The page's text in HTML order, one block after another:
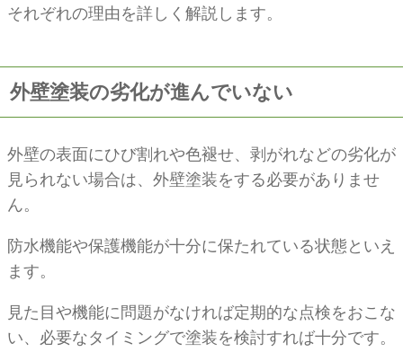
それぞれの理由を詳しく解説します。
外壁塗装の劣化が進んでいない
外壁の表面にひび割れや色褪せ、剥がれなどの劣化が
見られない場合は、外壁塗装をする必要がありませ
ん。
防水機能や保護機能が十分に保たれている状態といえ
ます。
見た目や機能に問題がなければ定期的な点検をおこな
い、必要なタイミングで塗装を検討すれば十分です。